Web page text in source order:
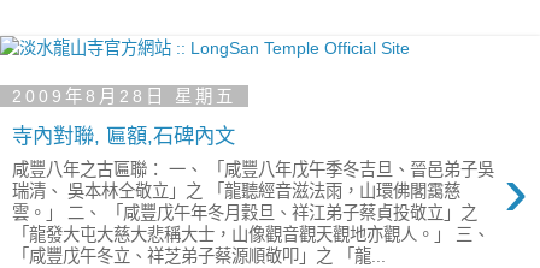
2009年8月28日 星期五
寺內對聯, 匾額,石碑內文
›
咸豐八年之古匾聯： 一、 「咸豐八年戊午季冬吉旦、晉邑弟子吳
瑞清、 吳本林仝敬立」之 「龍聽經音滋法雨，山環佛閣靄慈
雲。」 二、 「咸豐戊午年冬月穀旦、祥江弟子蔡貞投敬立」之
「龍發大屯大慈大悲稱大士，山像觀音觀天觀地亦觀人。」 三、
「咸豐戊午冬立、祥芝弟子蔡源順敬叩」之 「龍...